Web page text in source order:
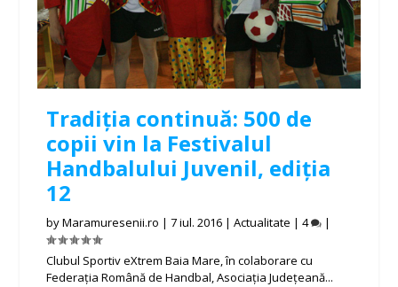
Tradiția continuă: 500 de
copii vin la Festivalul
Handbalului Juvenil, ediția
12
byMaramuresenii.ro |7 iul. 2016 |Actualitate |4 |
Clubul Sportiv eXtrem Baia Mare, în colaborare cu
Federația Română de Handbal, Asociația Județeană...